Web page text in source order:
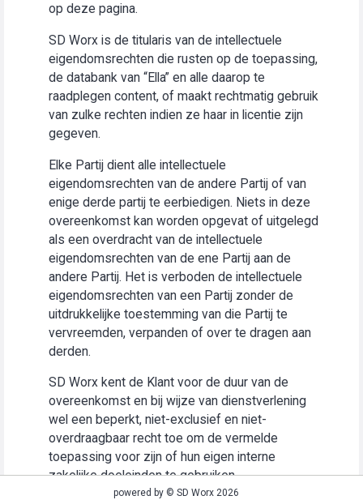
op deze pagina.
SD Worx is de titularis van de intellectuele
eigendomsrechten die rusten op de toepassing,
de databank van “Ella” en alle daarop te
raadplegen content, of maakt rechtmatig gebruik
van zulke rechten indien ze haar in licentie zijn
gegeven.
Elke Partij dient alle intellectuele
eigendomsrechten van de andere Partij of van
enige derde partij te eerbiedigen. Niets in deze
overeenkomst kan worden opgevat of uitgelegd
als een overdracht van de intellectuele
eigendomsrechten van de ene Partij aan de
andere Partij. Het is verboden de intellectuele
eigendomsrechten van een Partij zonder de
uitdrukkelijke toestemming van die Partij te
vervreemden, verpanden of over te dragen aan
derden.
SD Worx kent de Klant voor de duur van de
overeenkomst en bij wijze van dienstverlening
wel een beperkt, niet-exclusief en niet-
overdraagbaar recht toe om de vermelde
toepassing voor zijn of hun eigen interne
zakelijke doeleinden te gebruiken
(“Gebruiksrecht”).powered by © SD Worx 2026